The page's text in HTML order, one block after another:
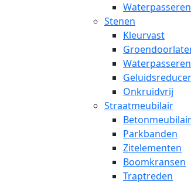
Stenen
Kleurvast
Onkruidvrij
Straatmeubilair
Betonmeubilair
Parkbanden
Zitelementen
Boomkransen
Traptreden